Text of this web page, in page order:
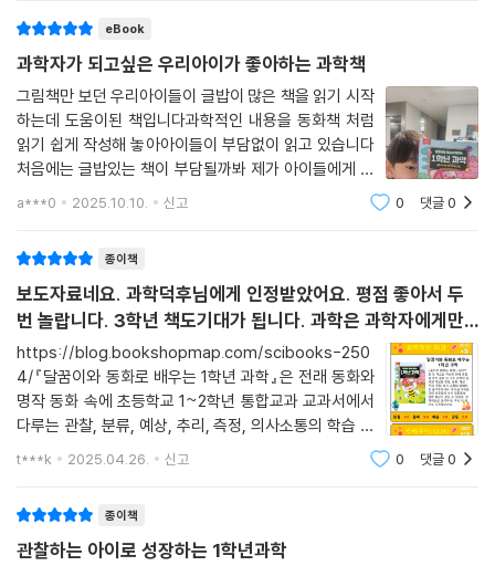
eBook
과학자가 되고싶은 우리아이가 좋아하는 과학책
그림책만 보던 우리아이들이 글밥이 많은 책을 읽기 시작
하는데 도움이된 책입니다과학적인 내용을 동화책 처럼
읽기 쉽게 작성해 놓아아이들이 부담없이 읽고 있습니다
처음에는 글밥있는 책이 부담될까봐 제가 아이들에게 읽
어 주었고 지금은 아이들 스스로 읽고 있습니다초등학교
a***0 2025.10.10. 신고 0 댓글0
종이책
보도자료네요. 과학덕후님에게 인정받았어요. 평점 좋아서 두
번 놀랍니다. 3학년 책도기대가 됩니다. 과학은 과학자에게만
필요한 것이 아니라 이 세상을 살아가는 모든 사람에게 필요해
요
https://blog.bookshopmap.com/scibooks-250
4/『달꿈이와 동화로 배우는 1학년 과학』은 전래 동화와
명작 동화 속에 초등학교 1~2학년 통합교과 교과서에서
다루는 관찰, 분류, 예상, 추리, 측정, 의사소통의 학습 내
용을 담았습니다
t***k 2025.04.26. 신고 0 댓글0
종이책
관찰하는 아이로 성장하는 1학년과학